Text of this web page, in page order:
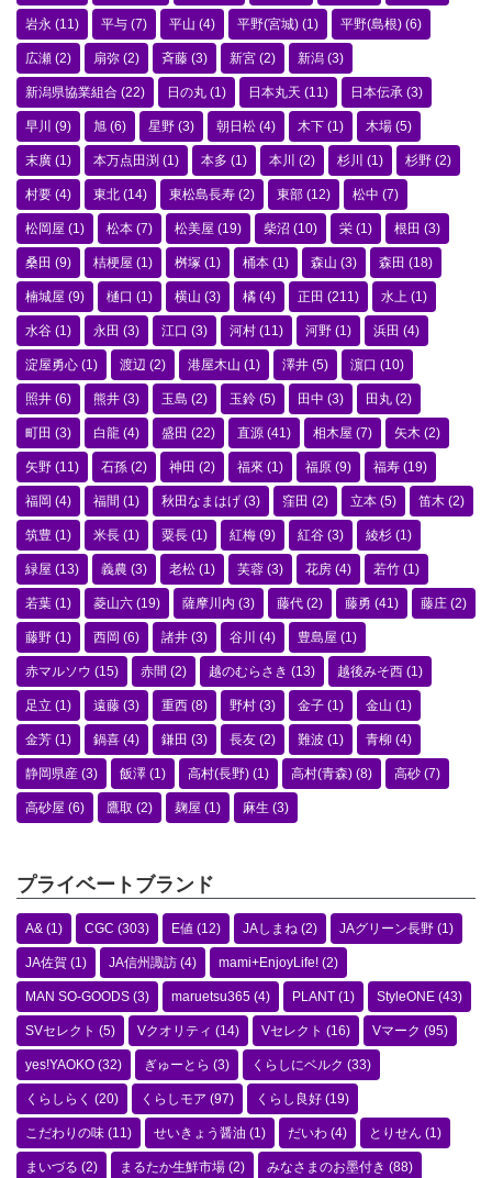
岩永 (11) 平与 (7) 平山 (4) 平野(宮城) (1) 平野(島根) (6)
広瀬 (2) 扇弥 (2) 斉藤 (3) 新宮 (2) 新潟 (3)
新潟県協業組合 (22) 日の丸 (1) 日本丸天 (11) 日本伝承 (3)
早川 (9) 旭 (6) 星野 (3) 朝日松 (4) 木下 (1) 木場 (5)
末廣 (1) 本万点田渕 (1) 本多 (1) 本川 (2) 杉川 (1) 杉野 (2)
村要 (4) 東北 (14) 東松島長寿 (2) 東部 (12) 松中 (7)
松岡屋 (1) 松本 (7) 松美屋 (19) 柴沼 (10) 栄 (1) 根田 (3)
桑田 (9) 桔梗屋 (1) 桝塚 (1) 桶本 (1) 森山 (3) 森田 (18)
楠城屋 (9) 樋口 (1) 横山 (3) 橘 (4) 正田 (211) 水上 (1)
水谷 (1) 永田 (3) 江口 (3) 河村 (11) 河野 (1) 浜田 (4)
淀屋勇心 (1) 渡辺 (2) 港屋木山 (1) 澤井 (5) 濵口 (10)
照井 (6) 熊井 (3) 玉島 (2) 玉鈴 (5) 田中 (3) 田丸 (2)
町田 (3) 白龍 (4) 盛田 (22) 直源 (41) 相木屋 (7) 矢木 (2)
矢野 (11) 石孫 (2) 神田 (2) 福來 (1) 福原 (9) 福寿 (19)
福岡 (4) 福間 (1) 秋田なまはげ (3) 窪田 (2) 立本 (5) 笛木 (2)
筑豊 (1) 米長 (1) 粟長 (1) 紅梅 (9) 紅谷 (3) 綾杉 (1)
緑屋 (13) 義農 (3) 老松 (1) 芙蓉 (3) 花房 (4) 若竹 (1)
若葉 (1) 菱山六 (19) 薩摩川内 (3) 藤代 (2) 藤勇 (41) 藤庄 (2)
藤野 (1) 西岡 (6) 諸井 (3) 谷川 (4) 豊島屋 (1)
赤マルソウ (15) 赤間 (2) 越のむらさき (13) 越後みそ西 (1)
足立 (1) 遠藤 (3) 重西 (8) 野村 (3) 金子 (1) 金山 (1)
金芳 (1) 鍋喜 (4) 鎌田 (3) 長友 (2) 難波 (1) 青柳 (4)
静岡県産 (3) 飯澤 (1) 高村(長野) (1) 高村(青森) (8) 高砂 (7)
高砂屋 (6) 鷹取 (2) 麹屋 (1) 麻生 (3)
プライベートブランド
A& (1) CGC (303) E値 (12) JAしまね (2) JAグリーン長野 (1)
JA佐賀 (1) JA信州諏訪 (4) mami+EnjoyLife! (2)
MAN SO-GOODS (3) maruetsu365 (4) PLANT (1) StyleONE (43)
SVセレクト (5) Vクオリティ (14) Vセレクト (16) Vマーク (95)
yes!YAOKO (32) ぎゅーとら (3) くらしにベルク (33)
くらしらく (20) くらしモア (97) くらし良好 (19)
こだわりの味 (11) せいきょう醤油 (1) だいわ (4) とりせん (1)
まいづる (2) まるたか生鮮市場 (2) みなさまのお墨付き (88)